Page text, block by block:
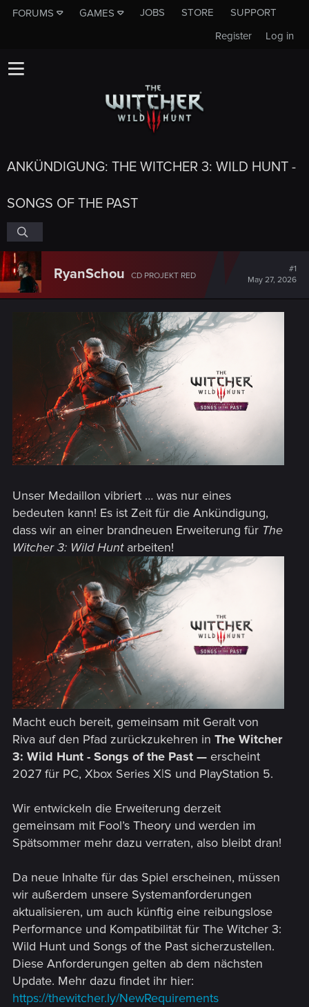
FORUMS GAMES JOBS STORE
SUPPORT
Log in
Register
ANKÜNDIGUNG: THE WITCHER 3: WILD HUNT -
SONGS OF THE PAST
RyanSchou CD PROJEKT RED
#1
May 27, 2026
Unser Medaillon vibriert … was nur eines
bedeuten kann! Es ist Zeit für die Ankündigung,
dass wir an einer brandneuen Erweiterung für The
Witcher 3: Wild Hunt arbeiten!
Macht euch bereit, gemeinsam mit Geralt von
Riva auf den Pfad zurückzukehren in The Witcher
3: Wild Hunt - Songs of the Past — erscheint
2027 für PC, Xbox Series X|S und PlayStation 5.
Wir entwickeln die Erweiterung derzeit
gemeinsam mit Fool’s Theory und werden im
Spätsommer mehr dazu verraten, also bleibt dran!
Da neue Inhalte für das Spiel erscheinen, müssen
wir außerdem unsere Systemanforderungen
aktualisieren, um auch künftig eine reibungslose
Performance und Kompatibilität für The Witcher 3:
Wild Hunt und Songs of the Past sicherzustellen.
Diese Anforderungen gelten ab dem nächsten
Update. Mehr dazu findet ihr hier:
https://thewitcher.ly/NewRequirements